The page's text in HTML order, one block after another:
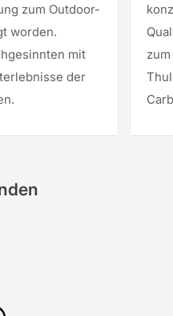
zum Outdoor-
worden.
mit
der